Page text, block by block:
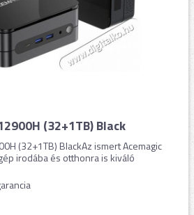
(32+1TB) Black
(32+1TB) BlackAz ismert Acemagic
irodába és otthonra is kiváló